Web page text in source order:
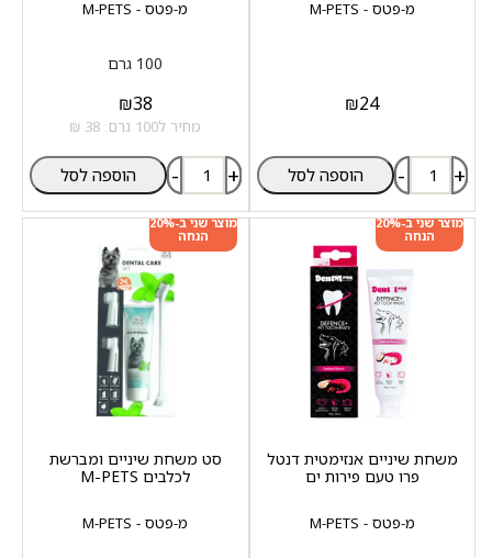
מ-פטס - M-PETS
₪24
- + הוספה לסל
מ-פטס - M-PETS
100 גרם
₪38
מחיר ל100 גרם: 38 ₪
- + הוספה לסל
מוצר שני ב-20%
הנחה
מ-פטס - M-PETS
משחת שיניים אנזימטית דנטל
פרו טעם פירות ים
מוצר שני ב-20%
הנחה
מ-פטס - M-PETS
סט משחת שיניים ומברשת
לכלבים M-PETS